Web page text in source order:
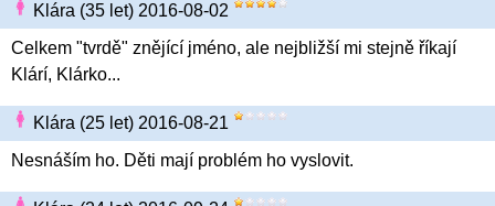
Klára (35 let) 2016-08-02
Celkem "tvrdě" znějící jméno, ale nejbližší mi stejně říkají
Klárí, Klárko...
Klára (25 let) 2016-08-21
Nesnáším ho. Děti mají problém ho vyslovit.